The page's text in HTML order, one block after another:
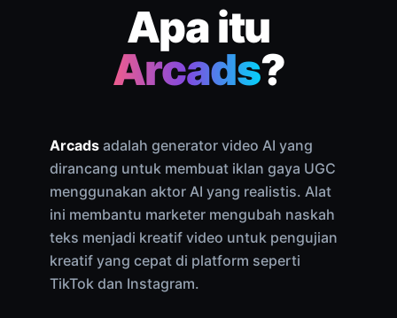
Apa itu
Arcads?
Arcads adalah generator video AI yang
dirancang untuk membuat iklan gaya UGC
menggunakan aktor AI yang realistis. Alat
ini membantu marketer mengubah naskah
teks menjadi kreatif video untuk pengujian
kreatif yang cepat di platform seperti
TikTok dan Instagram.